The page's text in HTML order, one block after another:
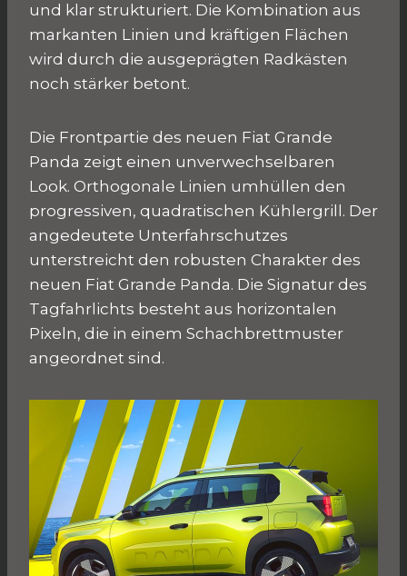
und klar strukturiert. Die Kombination aus
markanten Linien und kräftigen Flächen
wird durch die ausgeprägten Radkästen
noch stärker betont.
Die Frontpartie des neuen Fiat Grande
Panda zeigt einen unverwechselbaren
Look. Orthogonale Linien umhüllen den
progressiven, quadratischen Kühlergrill. Der
angedeutete Unterfahrschutzes
unterstreicht den robusten Charakter des
neuen Fiat Grande Panda. Die Signatur des
Tagfahrlichts besteht aus horizontalen
Pixeln, die in einem Schachbrettmuster
angeordnet sind.